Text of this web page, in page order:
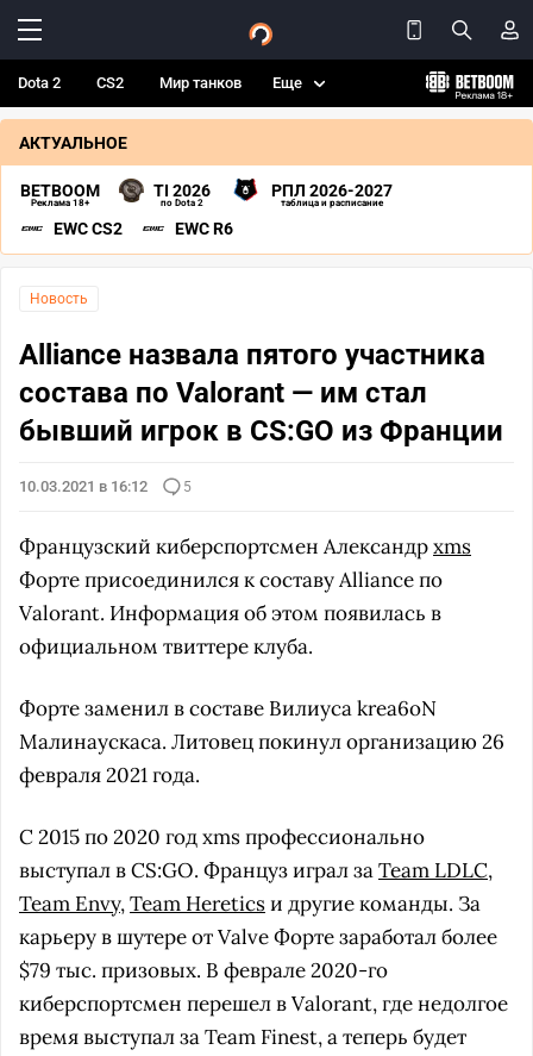
Dota 2 CS2 Мир танков Еще
АКТУАЛЬНОЕ
BETBOOM
Реклама 18+
TI 2026
по Dota 2
РПЛ 2026-2027
таблица и расписание
EWC CS2 EWC R6
Новость
Alliance назвала пятого участника
состава по Valorant — им стал
бывший игрок в CS:GO из Франции
10.03.2021 в 16:12 5
Французский киберспортсмен Александрxms
Форте присоединился к составу Alliance по
Valorant. Информация об этом появилась в
официальном твиттере клуба.
Форте заменил в составе Вилиуса krea6oN
Малинаускаса. Литовец покинул организацию 26
февраля 2021 года.
С 2015 по 2020 год xms профессионально
выступал в CS:GO. Француз играл заTeam LDLC,
Team Envy,Team Hereticsи другие команды. За
карьеру в шутере от Valve Форте заработал более
$79 тыс. призовых. В феврале 2020-го
киберспортсмен перешел в Valorant, где недолгое
время выступал за Team Finest, а теперь будет